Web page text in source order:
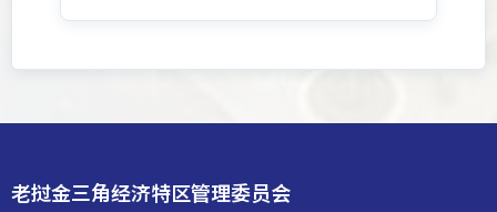
老挝金三角经济特区管理委员会